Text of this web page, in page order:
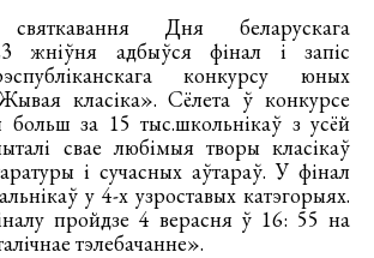
святкавання Дня беларускага
жніўня адбыўся фінал і запіс
конкурсу юных
класіка». Сёлета ў конкурсе
больш за 15 тыс.школьнікаў з усёй
свае любімыя творы класікаў
і сучасных аўтараў. У фінал
у 4-х узроставых катэгорыях.
пройдзе 4 верасня ў 16: 55 на
тэлебачанне».